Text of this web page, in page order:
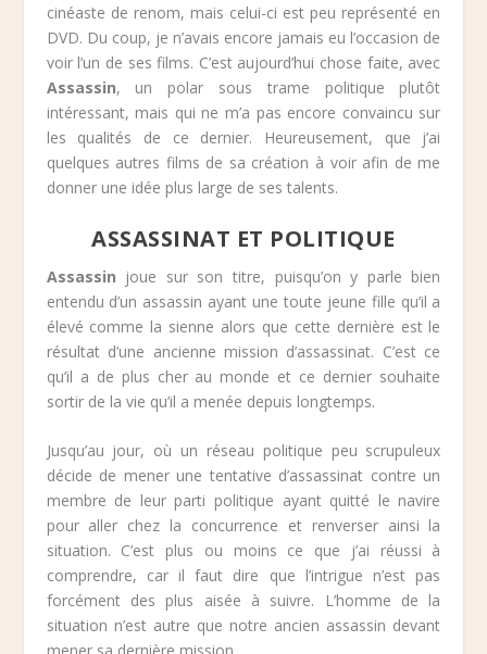
cinéaste de renom, mais celui-ci est peu représenté en
DVD. Du coup, je n’avais encore jamais eu l’occasion de
voir l’un de ses films. C’est aujourd’hui chose faite, avec
Assassin, un polar sous trame politique plutôt
intéressant, mais qui ne m’a pas encore convaincu sur
les qualités de ce dernier. Heureusement, que j’ai
quelques autres films de sa création à voir afin de me
donner une idée plus large de ses talents.
ASSASSINAT ET POLITIQUE
Assassin joue sur son titre, puisqu’on y parle bien
entendu d’un assassin ayant une toute jeune fille qu’il a
élevé comme la sienne alors que cette dernière est le
résultat d’une ancienne mission d’assassinat. C’est ce
qu’il a de plus cher au monde et ce dernier souhaite
sortir de la vie qu’il a menée depuis longtemps.
Jusqu’au jour, où un réseau politique peu scrupuleux
décide de mener une tentative d’assassinat contre un
membre de leur parti politique ayant quitté le navire
pour aller chez la concurrence et renverser ainsi la
situation. C’est plus ou moins ce que j’ai réussi à
comprendre, car il faut dire que l’intrigue n’est pas
forcément des plus aisée à suivre. L’homme de la
situation n’est autre que notre ancien assassin devant